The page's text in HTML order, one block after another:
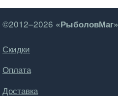
©2012–2026 «РыболовМаг»
Скидки
Оплата
Доставка